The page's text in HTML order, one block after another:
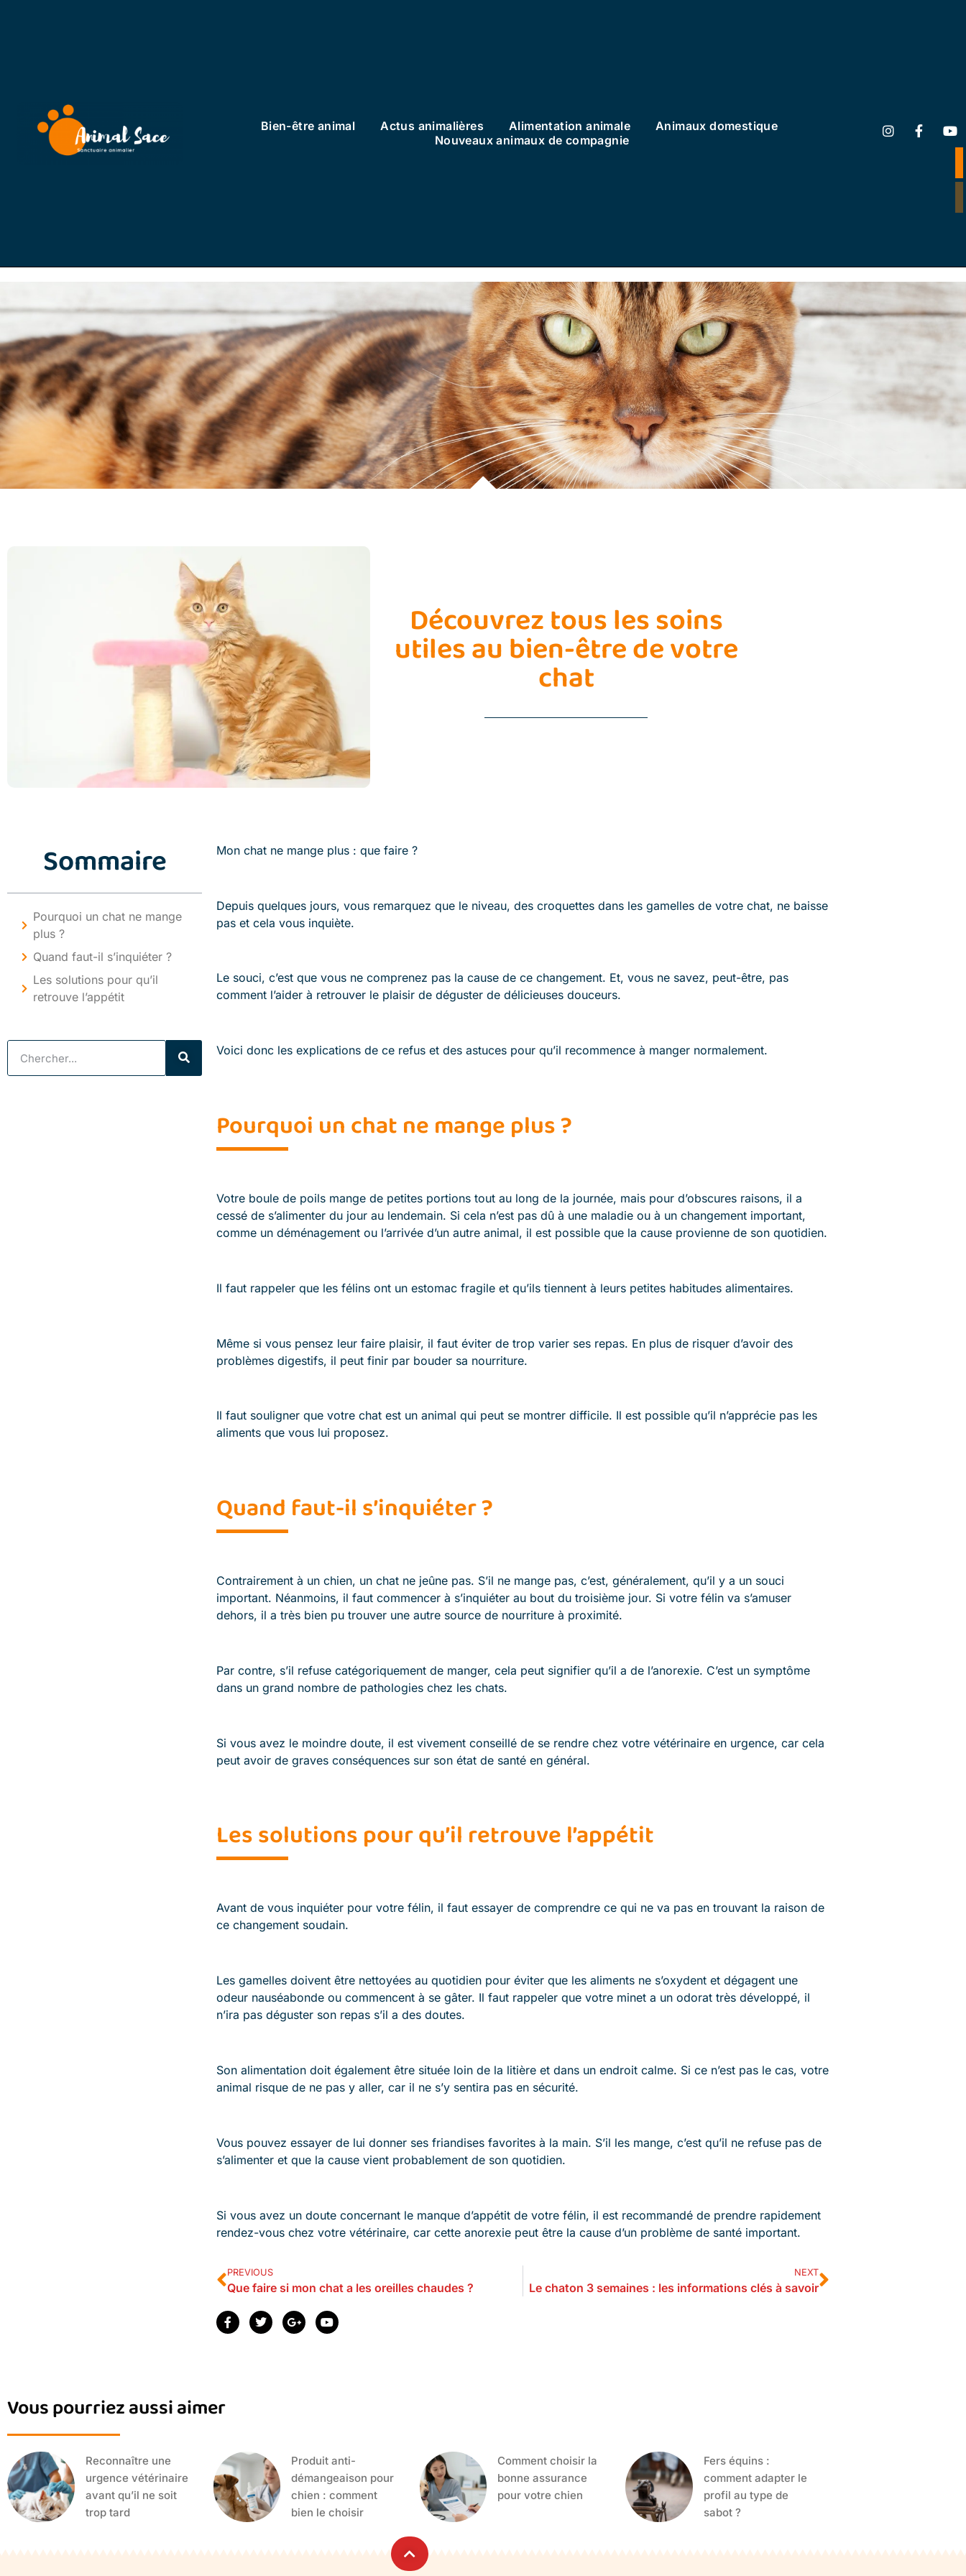
Bien-être animal Actus animalières Alimentation animale
Animaux domestique
Nouveaux animaux de compagnie
Découvrez tous les soins
utiles au bien-être de votre
chat
Sommaire
Pourquoi un chat ne mange
plus ?
Quand faut-il s’inquiéter ?
Les solutions pour qu’il
retrouve l’appétit
Mon chat ne mange plus : que faire ?
Depuis quelques jours, vous remarquez que le niveau, des croquettes dans les gamelles de votre chat, ne baisse
pas et cela vous inquiète.
Le souci, c’est que vous ne comprenez pas la cause de ce changement. Et, vous ne savez, peut-être, pas
comment l’aider à retrouver le plaisir de déguster de délicieuses douceurs.
Voici donc les explications de ce refus et des astuces pour qu’il recommence à manger normalement.
Pourquoi un chat ne mange plus ?
Votre boule de poils mange de petites portions tout au long de la journée, mais pour d’obscures raisons, il a
cessé de s’alimenter du jour au lendemain. Si cela n’est pas dû à une maladie ou à un changement important,
comme un déménagement ou l’arrivée d’un autre animal, il est possible que la cause provienne de son quotidien.
Il faut rappeler que les félins ont un estomac fragile et qu’ils tiennent à leurs petites habitudes alimentaires.
Même si vous pensez leur faire plaisir, il faut éviter de trop varier ses repas. En plus de risquer d’avoir des
problèmes digestifs, il peut finir par bouder sa nourriture.
Il faut souligner que votre chat est un animal qui peut se montrer difficile. Il est possible qu’il n’apprécie pas les
aliments que vous lui proposez.
Quand faut-il s’inquiéter ?
Contrairement à un chien, un chat ne jeûne pas. S’il ne mange pas, c’est, généralement, qu’il y a un souci
important. Néanmoins, il faut commencer à s’inquiéter au bout du troisième jour. Si votre félin va s’amuser
dehors, il a très bien pu trouver une autre source de nourriture à proximité.
Par contre, s’il refuse catégoriquement de manger, cela peut signifier qu’il a de l’anorexie. C’est un symptôme
dans un grand nombre de pathologies chez les chats.
Si vous avez le moindre doute, il est vivement conseillé de se rendre chez votre vétérinaire en urgence, car cela
peut avoir de graves conséquences sur son état de santé en général.
Les solutions pour qu’il retrouve l’appétit
Avant de vous inquiéter pour votre félin, il faut essayer de comprendre ce qui ne va pas en trouvant la raison de
ce changement soudain.
Les gamelles doivent être nettoyées au quotidien pour éviter que les aliments ne s’oxydent et dégagent une
odeur nauséabonde ou commencent à se gâter. Il faut rappeler que votre minet a un odorat très développé, il
n’ira pas déguster son repas s’il a des doutes.
Son alimentation doit également être située loin de la litière et dans un endroit calme. Si ce n’est pas le cas, votre
animal risque de ne pas y aller, car il ne s’y sentira pas en sécurité.
Vous pouvez essayer de lui donner ses friandises favorites à la main. S’il les mange, c’est qu’il ne refuse pas de
s’alimenter et que la cause vient probablement de son quotidien.
Si vous avez un doute concernant le manque d’appétit de votre félin, il est recommandé de prendre rapidement
rendez-vous chez votre vétérinaire, car cette anorexie peut être la cause d’un problème de santé important.
PREVIOUS
Que faire si mon chat a les oreilles chaudes ?
NEXT
Le chaton 3 semaines : les informations clés à savoir
Vous pourriez aussi aimer
Reconnaître une
urgence vétérinaire
avant qu’il ne soit
trop tard
Produit anti-
démangeaison pour
chien : comment
bien le choisir
Comment choisir la
bonne assurance
pour votre chien
Fers équins :
comment adapter le
profil au type de
sabot ?